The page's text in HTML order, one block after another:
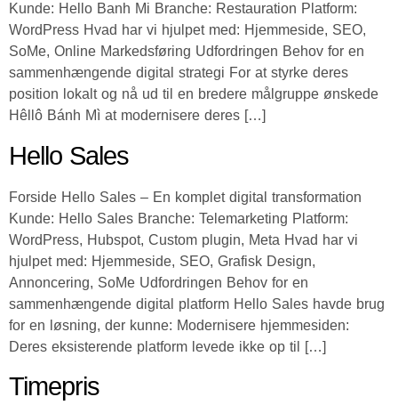
Kunde: Hello Banh Mi Branche: Restauration Platform:
WordPress Hvad har vi hjulpet med: Hjemmeside, SEO,
SoMe, Online Markedsføring Udfordringen Behov for en
sammenhængende digital strategi For at styrke deres
position lokalt og nå ud til en bredere målgruppe ønskede
Hêllô Bánh Mì at modernisere deres […]
Hello Sales
Forside Hello Sales – En komplet digital transformation
Kunde: Hello Sales Branche: Telemarketing Platform:
WordPress, Hubspot, Custom plugin, Meta Hvad har vi
hjulpet med: Hjemmeside, SEO, Grafisk Design,
Annoncering, SoMe Udfordringen Behov for en
sammenhængende digital platform Hello Sales havde brug
for en løsning, der kunne: Modernisere hjemmesiden:
Deres eksisterende platform levede ikke op til […]
Timepris